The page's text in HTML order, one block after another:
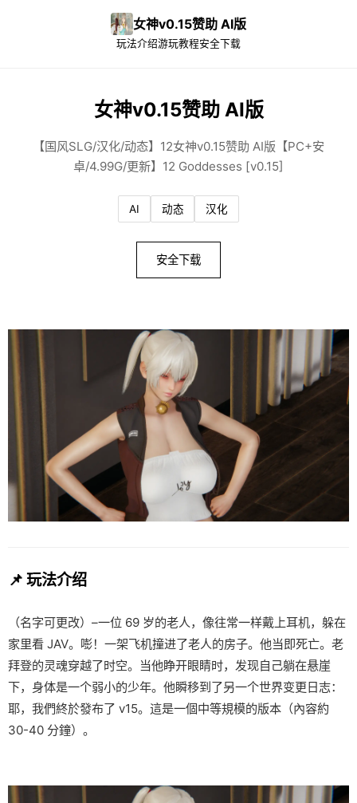
女神v0.15赞助 AI版
玩法介绍游玩教程安全下载
女神v0.15赞助 AI版
【国风SLG/汉化/动态】12女神v0.15赞助 AI版【PC+安
卓/4.99G/更新】12 Goddesses [v0.15]
AI 动态 汉化
安全下载
📌 玩法介绍
（名字可更改）–一位 69 岁的老人，像往常一样戴上耳机，躲在
家里看 JAV。嘭！一架飞机撞进了老人的房子。他当即死亡。老
拜登的灵魂穿越了时空。当他睁开眼睛时，发现自己躺在悬崖
下，身体是一个弱小的少年。他瞬移到了另一个世界变更日志：
耶，我們終於發布了 v15。這是一個中等規模的版本（內容約
30-40 分鐘）。